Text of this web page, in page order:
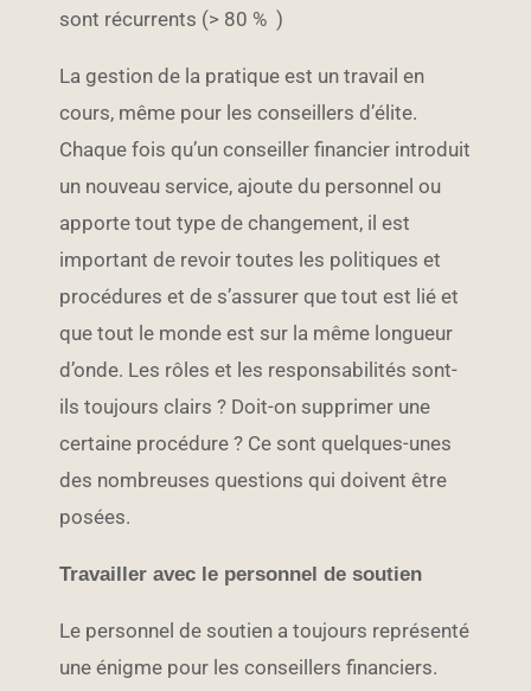
sont récurrents (> 80 % )
La gestion de la pratique est un travail en
cours, même pour les conseillers d’élite.
Chaque fois qu’un conseiller financier introduit
un nouveau service, ajoute du personnel ou
apporte tout type de changement, il est
important de revoir toutes les politiques et
procédures et de s’assurer que tout est lié et
que tout le monde est sur la même longueur
d’onde. Les rôles et les responsabilités sont-
ils toujours clairs ? Doit-on supprimer une
certaine procédure ? Ce sont quelques-unes
des nombreuses questions qui doivent être
posées.
Travailler avec le personnel de soutien
Le personnel de soutien a toujours représenté
une énigme pour les conseillers financiers.